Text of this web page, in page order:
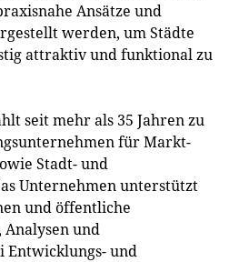
Ansätze und
werden, um Städte
attraktiv und funktional zu
seit mehr als 35 Jahren zu
für Markt-
Stadt- und
Unternehmen unterstützt
und öffentliche
und
Entwicklungs- und